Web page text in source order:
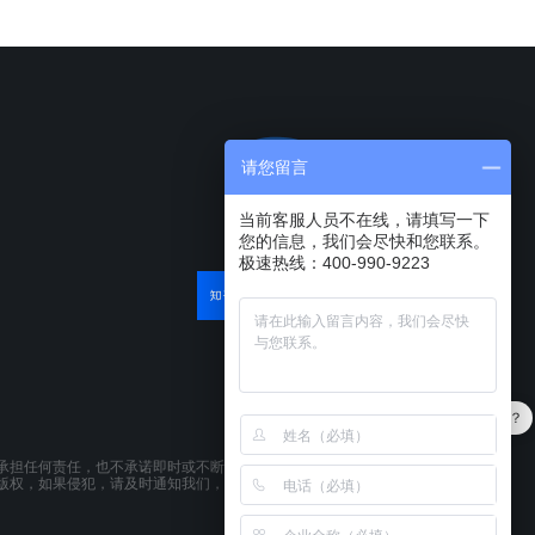
任何责任，也不承诺即时或不断更新本网站所载资料。本网站所提供的
，如果侵犯，请及时通知我们，本网站将在第一时间及时删除。
产品可以试用吗？
请您留言
当前客服人员不在线，请填写一下
您的信息，我们会尽快和您联系。
极速热线：400-990-9223